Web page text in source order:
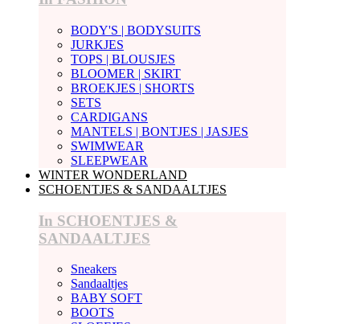
BODY'S | BODYSUITS
JURKJES
TOPS | BLOUSJES
BLOOMER | SKIRT
BROEKJES | SHORTS
SETS
CARDIGANS
MANTELS | BONTJES | JASJES
SWIMWEAR
SLEEPWEAR
WINTER WONDERLAND
SCHOENTJES & SANDAALTJES
In SCHOENTJES &
SANDAALTJES
Sneakers
Sandaaltjes
BABY SOFT
BOOTS